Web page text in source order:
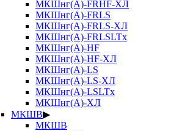
МКШнг(А)-FRHF-ХЛ
МКШнг(А)-FRLS
МКШнг(А)-FRLS-ХЛ
МКШнг(А)-FRLSLTx
МКШнг(А)-HF
МКШнг(А)-HF-ХЛ
МКШнг(А)-LS
МКШнг(А)-LS-ХЛ
МКШнг(А)-LSLTx
МКШнг(А)-ХЛ
МКШВ▶
МКШВ